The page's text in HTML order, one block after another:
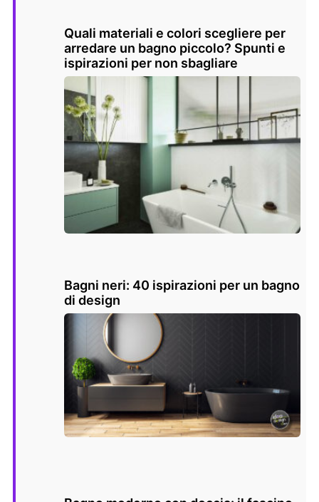
Quali materiali e colori scegliere per
arredare un bagno piccolo? Spunti e
ispirazioni per non sbagliare
Bagni neri: 40 ispirazioni per un bagno
di design